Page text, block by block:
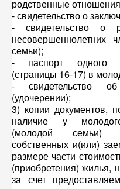
родственные
- свидетельство о
- свидетельство о
несовершеннолетних
семьи);
- паспорт одного
(страницы 16-17) в
- свидетельство
(удочерении);
3) копии документов,
наличие у
(молодой семьи)
собственных и(или)
размере части
(приобретения) жилья,
за счет